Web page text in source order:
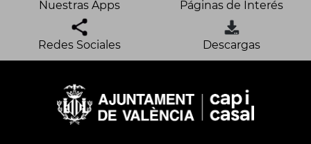
Nuestras Apps Páginas de Interés
Redes Sociales Descargas